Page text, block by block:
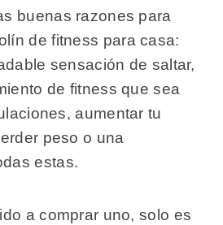
buenas razones para
de fitness para casa:
sensación de saltar,
de fitness que sea
aumentar tu
peso o una
estas.
a comprar uno, solo es